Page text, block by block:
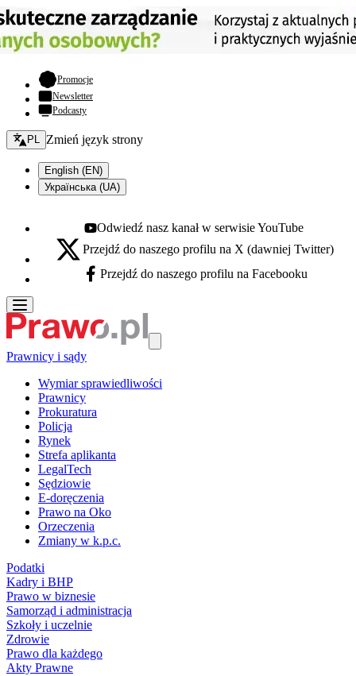
Promocje- otwiera się w nowej karcie
Newsletter
Podcasty
Zmień język - bieżący:
PL Zmień język strony
English (EN)
Українська (UA)
Youtube - otwiera się w nowej karcie
Odwiedź nasz kanał w serwisie YouTube
X - otwiera się w nowej karcie
Przejdź do naszego profilu na X (dawniej Twitter)
Facebook - otwiera się w nowej karcie
Przejdź do naszego profilu na Facebooku
Prawnicy i sądy
Wymiar sprawiedliwości
Prawnicy
Prokuratura
Policja
Rynek
Strefa aplikanta
LegalTech
Sędziowie
E-doręczenia
Prawo na Oko
Orzeczenia
Zmiany w k.p.c.
Podatki
Kadry i BHP
Prawo w biznesie
Samorząd i administracja
Szkoły i uczelnie
Zdrowie
Prawo dla każdego
Akty Prawne